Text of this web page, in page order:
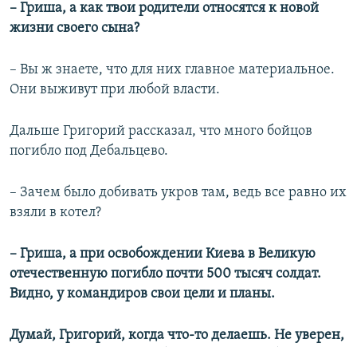
– Гриша, а как твои родители относятся к новой
жизни своего сына?
– Вы ж знаете, что для них главное материальное.
Они выживут при любой власти.
Дальше Григорий рассказал, что много бойцов
погибло под Дебальцево.
– Зачем было добивать укров там, ведь все равно их
взяли в котел?
– Гриша, а при освобождении Киева в Великую
отечественную погибло почти 500 тысяч солдат.
Видно, у командиров свои цели и планы.
Думай, Григорий, когда что-то делаешь. Не уверен,